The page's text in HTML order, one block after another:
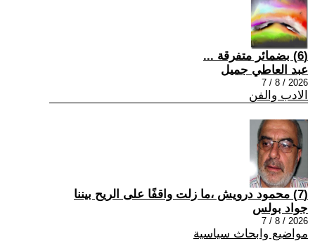
(6) بضمائر متفرقة ...
عبد العاطي جميل
2026 / 8 / 7
الادب والفن
(7) محمود درويش ،ما زلت واقفًا على الريح بيننا
جواد بولس
2026 / 8 / 7
مواضيع وابحاث سياسية